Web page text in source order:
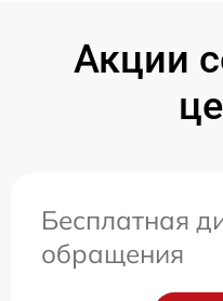
Акции
Бесплатная
обращения